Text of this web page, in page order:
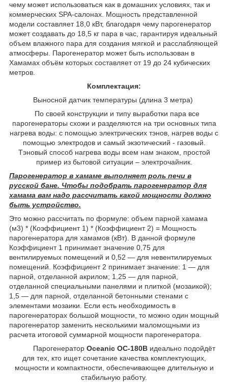
чему может использоваться как в домашних условиях, так и
коммерческих SPA-салонах. Мощность представленной
модели составляет 18,0 кВт, благодаря чему парогенератор
может создавать до 18,5 кг пара в час, гарантируя идеальный
объем влажного пара для создания мягкой и расслабляющей
атмосферы. Парогенератор может быть использован в
Хамамах объём которых составляет от 19 до 24 кубических
метров.
Комплектация:
Выносной датчик температуры (длина 3 метра)
По своей конструкции и типу выработки пара все
парогенераторы схожи и разделяются на три основных типа
нагрева воды: с помощью электрических тэнов, нагрев воды с
помощью электродов и самый экзотический - газовый.
Тэновый способ нагрева воды всем нам знаком, простой
пример из бытовой ситуации – электрочайник.
Парогенератор в хамаме выполняет роль печи в
русской бане. Чтобы подобрать парогенератор для
хамама вам надо рассчитать какой мощности должно
быть устройство.
Это можно рассчитать по формуле: объем парной хамама
(м3) * (Коэффициент 1) * (Коэффициент 2) = Мощность
парогенератора для хамамов (кВт). В данной формуле
Коэффициент 1 принимает значение 0,75 для
вентилируемых помещений и 0,52 — для невентилируемых
помещений. Коэффициент 2 принимает значение: 1 — для
парной, отделанной акрилом; 1,25 — для парной,
отделанной специальными панелями и плиткой (мозаикой);
1,5 — для парной, отделанной бетонными стенами с
элементами мозаики. Если есть необходимость в
парогенераторах большой мощности, то можно один мощный
парогенератор заменить несколькими маломощными из
расчета итоговой суммарной мощности парогенератора.
Парогенератор Oceanic OC-180B идеально подойдёт
для тех, кто ищет сочетание качества комплектующих,
мощности и компактности, обеспечивающее длительную и
стабильную работу.